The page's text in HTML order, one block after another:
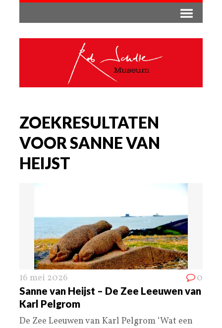
ZOEKRESULTATEN
VOOR SANNE VAN
HEIJST
16 mei 2026 0
Sanne van Heijst – De Zee Leeuwen van
Karl Pelgrom
De Zee Leeuwen van Karl Pelgrom ‘Wat een